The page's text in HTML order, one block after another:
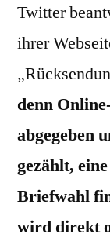
Twitter
ihrer
denn
abgegeben
gezählt,
Briefwahl
wird direkt